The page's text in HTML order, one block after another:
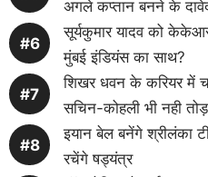
अगले कप्तान बनने के
सूर्यकुमार यादव को
मुंबई इंडियंस का साथ?
शिखर धवन के करियर में
सचिन-कोहली भी नही तोड़
इयान बेल बनेंगे श्रीलंका
रचेंगे षड्यंत्र